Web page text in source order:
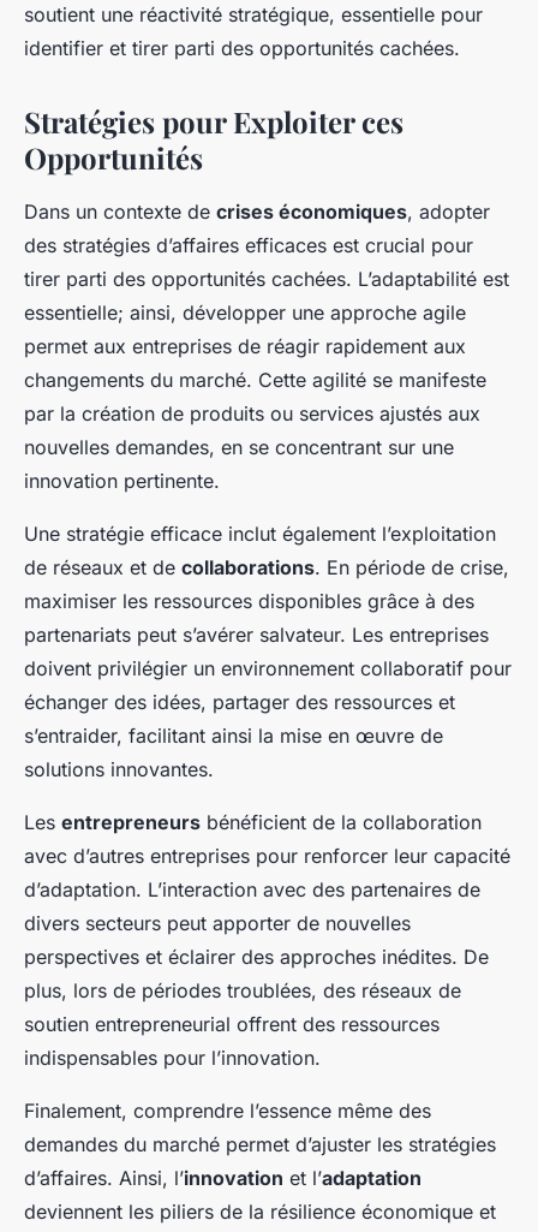
soutient une réactivité stratégique, essentielle pour
identifier et tirer parti des opportunités cachées.
Stratégies pour Exploiter ces
Opportunités
Dans un contexte de crises économiques, adopter
des stratégies d’affaires efficaces est crucial pour
tirer parti des opportunités cachées. L’adaptabilité est
essentielle; ainsi, développer une approche agile
permet aux entreprises de réagir rapidement aux
changements du marché. Cette agilité se manifeste
par la création de produits ou services ajustés aux
nouvelles demandes, en se concentrant sur une
innovation pertinente.
Une stratégie efficace inclut également l’exploitation
de réseaux et de collaborations. En période de crise,
maximiser les ressources disponibles grâce à des
partenariats peut s’avérer salvateur. Les entreprises
doivent privilégier un environnement collaboratif pour
échanger des idées, partager des ressources et
s’entraider, facilitant ainsi la mise en œuvre de
solutions innovantes.
Les entrepreneurs bénéficient de la collaboration
avec d’autres entreprises pour renforcer leur capacité
d’adaptation. L’interaction avec des partenaires de
divers secteurs peut apporter de nouvelles
perspectives et éclairer des approches inédites. De
plus, lors de périodes troublées, des réseaux de
soutien entrepreneurial offrent des ressources
indispensables pour l’innovation.
Finalement, comprendre l’essence même des
demandes du marché permet d’ajuster les stratégies
d’affaires. Ainsi, l’innovation et l’adaptation
deviennent les piliers de la résilience économique et